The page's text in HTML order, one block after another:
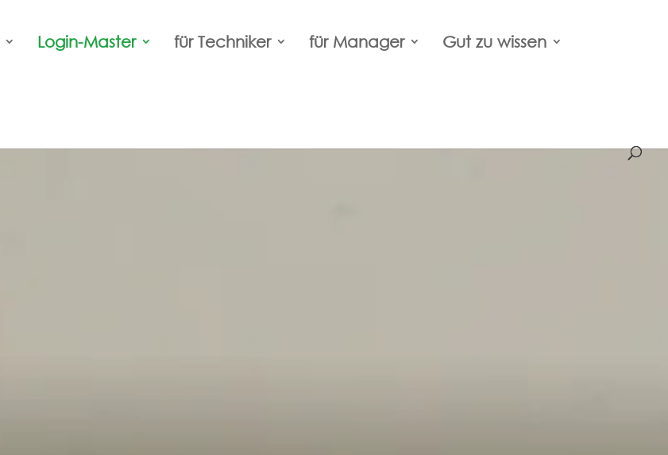
Login-Master für Techniker für Manager Gut zu wissen